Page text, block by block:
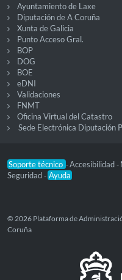
Ayuntamiento de Laxe
Diputación de A Coruña
Xunta de Galicia
Punto Acceso Gral.
BOP
DOG
BOE
eDNI
Validaciones
FNMT
Oficina Virtual del Catastro
Sede Electrónica Diputación
Soporte técnico -Accesibilidad -
Seguridad - Ayuda
© 2026 Plataforma de
Coruña